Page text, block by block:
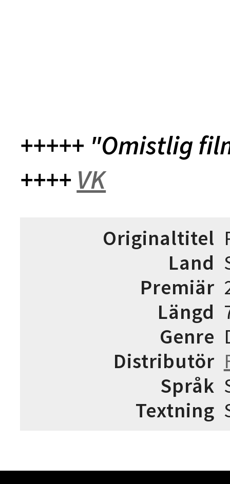
+++++ "Omistlig
++++ VK
Originaltitel
Land
Premiär
Längd
Genre
Distributör
Språk
Textning